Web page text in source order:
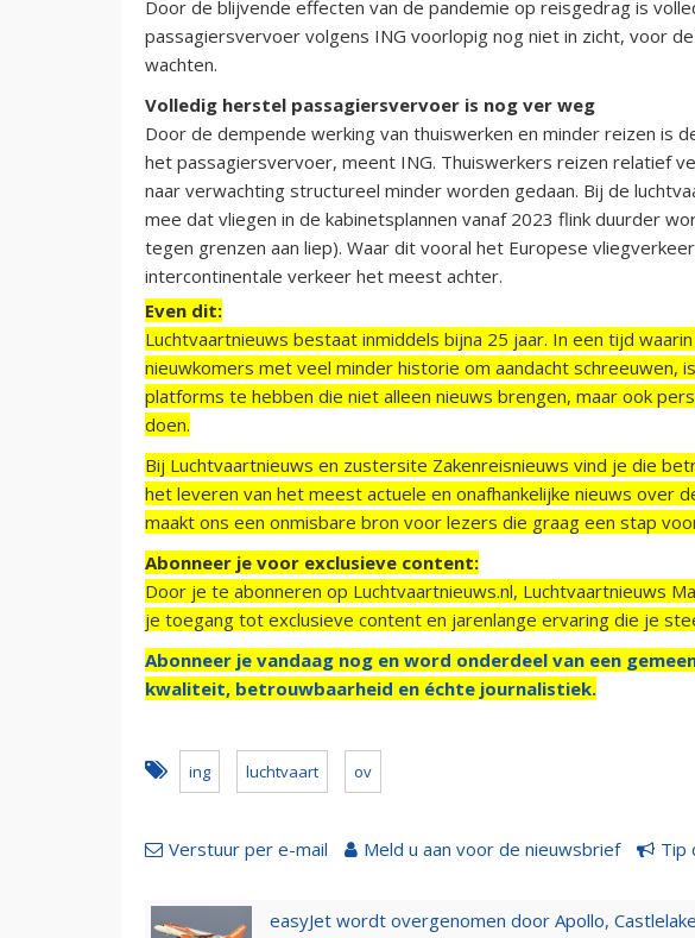
Door de blijvende effecten van de pandemie op reisgedrag is
passagiersvervoer volgens ING voorlopig nog niet in zicht, voor
wachten.
Volledig herstel passagiersvervoer is nog ver weg
Door de dempende werking van thuiswerken en minder reizen is
het passagiersvervoer, meent ING. Thuiswerkers reizen relatief
naar verwachting structureel minder worden gedaan. Bij de
mee dat vliegen in de kabinetsplannen vanaf 2023 flink duurder
tegen grenzen aan liep). Waar dit vooral het Europese
intercontinentale verkeer het meest achter.
Even dit:
Luchtvaartnieuws bestaat inmiddels bijna 25 jaar. In een tijd
nieuwkomers met veel minder historie om aandacht schreeuwen,
platforms te hebben die niet alleen nieuws brengen, maar ook
doen.
Bij Luchtvaartnieuws en zustersite Zakenreisnieuws vind je die
het leveren van het meest actuele en onafhankelijke nieuws over
maakt ons een onmisbare bron voor lezers die graag een stap
Abonneer je voor exclusieve content:
Door je te abonneren op Luchtvaartnieuws.nl, Luchtvaartnieuws
je toegang tot exclusieve content en jarenlange ervaring die je
Abonneer je vandaag nog en word onderdeel van een
kwaliteit, betrouwbaarheid en échte journalistiek.
ing luchtvaart ov
Verstuur per e-mail Meld u aan voor de nieuwsbrief Tip
easyJet wordt overgenomen door Apollo,